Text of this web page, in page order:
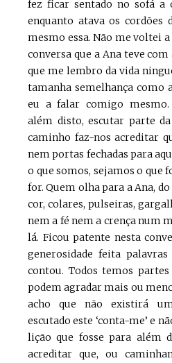
fez ficar sentado no sofá a
enquanto atava os cordões
mesmo essa. Não me voltei
conversa que a Ana teve
que me lembro da vida
tamanha semelhança como
eu a falar comigo mesmo.
além disto, escutar parte
caminho faz-nos acreditar
nem portas fechadas para
o que somos, sejamos o que
for. Quem olha para a Ana, do
cor, colares, pulseiras,
nem a fé nem a crença num
lá. Ficou patente nesta
generosidade feita
contou. Todos temos
podem agradar mais ou
acho que não existirá
escutado este ‘conta-me’ e
lição que fosse para além
acreditar que, ou